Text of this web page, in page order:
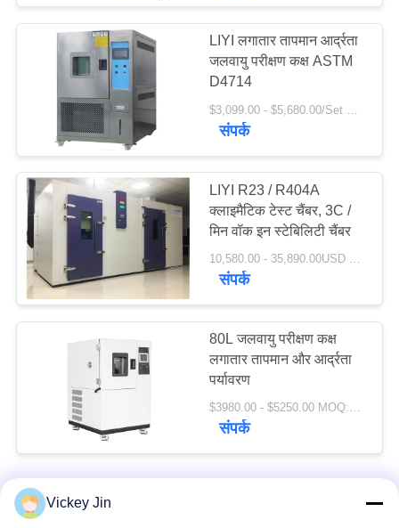
LIYI लगातार तापमान आर्द्रता
जलवायु परीक्षण कक्ष ASTM
D4714
$3,099.00 - $5,680.00/Set MOQ:1
संपर्क
LIYI R23 / R404A
क्लाइमैटिक टेस्ट चैंबर, 3C /
मिन वॉक इन स्टेबिलिटी चैंबर
10,580.00 - 35,890.00USD MOQ:एक सेट
संपर्क
80L जलवायु परीक्षण कक्ष
लगातार तापमान और आर्द्रता
पर्यावरण
$3980.00 - $5250.00 MOQ:1 सेट
संपर्क
Vickey Jin